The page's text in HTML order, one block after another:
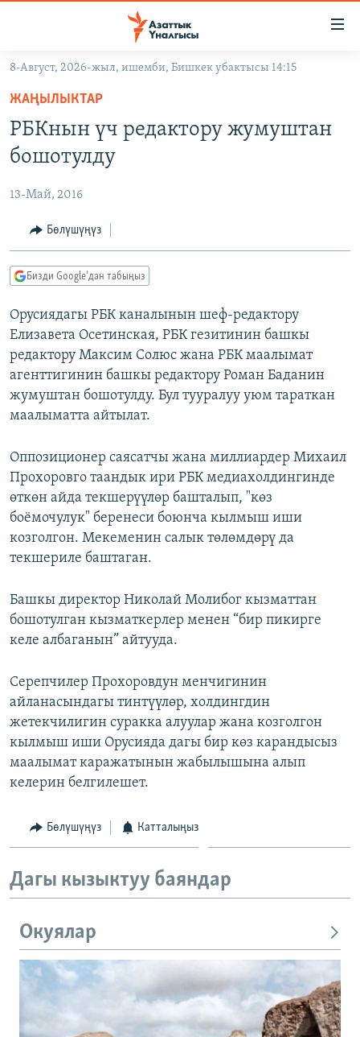
Навигацияга
өтүңүз
Издөөгө
салыңыз
ЭКОНОМИКА
МАДАНИЯТ
ДҮЙНӨ
БОРБОР АЗИЯ
УКРАИНА
АТАЙЫН ИЛИКТӨӨ
ТВ ПРОГРАММАЛАР
ЭКСПЕРТТЕР ТАЛДАЙТ
БИЗ ЖАНА ДҮЙНӨ
ЭЖЕ-СИҢДИЛЕР
АЗАТТЫК+
ӨЗГӨЧӨ ПИКИР
Русский
ОНЛАЙН ШЕРИНЕ
ЭЕ/АРнун бардык сайттары
8-Август, 2026-жыл, ишемби, Бишкек убактысы 14:15
ЖАҢЫЛЫКТАР
РБКнын үч редактору жумуштан
бошотулду
13-Май, 2016
Бөлүшүңүз
Бизди Google'дан табыңыз
Орусиядагы РБК каналынын шеф-редактору
Елизавета Осетинская, РБК гезитинин башкы
редактору Максим Солюс жана РБК маалымат
агенттигинин башкы редактору Роман Баданин
жумуштан бошотулду. Бул тууралуу уюм тараткан
маалыматта айтылат.
Оппозиционер саясатчы жана миллиардер Михаил
Прохоровго таандык ири РБК медиахолдингинде
өткөн айда текшерүүлөр башталып, "көз
боёмочулук" беренеси боюнча кылмыш иши
козголгон. Мекеменин салык төлөмдөрү да
текшериле баштаган.
Башкы директор Николай Молибог кызматтан
бошотулган кызматкерлер менен “бир пикирге
келе албаганын” айтууда.
Серепчилер Прохоровдун менчигинин
айланасындагы тинтүүлөр, холдингдин
жетекчилигин суракка алуулар жана козголгон
кылмыш иши Орусияда дагы бир көз карандысыз
маалымат каражатынын жабылышына алып
келерин белгилешет.
Бөлүшүңүз Катталыңыз
Дагы кызыктуу баяндар
Окуялар